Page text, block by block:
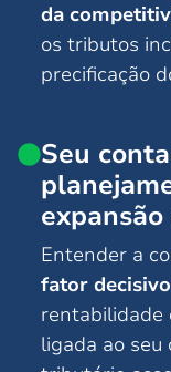
da
os tributos
precificação
Seu
Entender a
fator
rentabilidade
ligada ao